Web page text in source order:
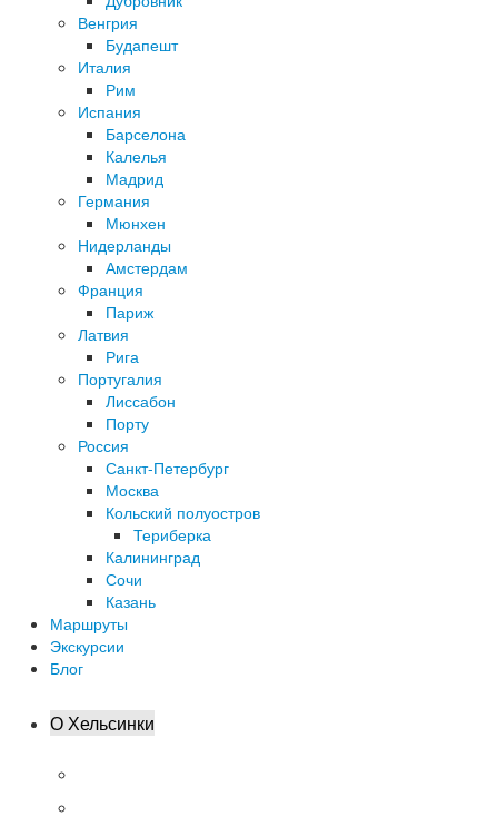
Венгрия
Будапешт
Италия
Рим
Испания
Барселона
Калелья
Мадрид
Германия
Мюнхен
Нидерланды
Амстердам
Франция
Париж
Латвия
Рига
Португалия
Лиссабон
Порту
Россия
Санкт-Петербург
Москва
Кольский полуостров
Териберка
Калининград
Сочи
Казань
Маршруты
Экскурсии
Блог
О Хельсинки